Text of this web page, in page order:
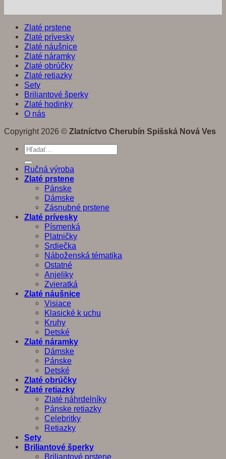
Zlaté prstene
Zlaté prívesky
Zlaté náušnice
Zlaté náramky
Zlaté obrúčky
Zlaté retiazky
Sety
Briliantové šperky
Zlaté hodinky
O nás
Copyright 2026 © Zlatníctvo Cherubín Spišská Nová Ves
Hľadať:
Ručná výroba
Zlaté prstene
Pánske
Dámske
Zásnubné prstene
Zlaté prívesky
Písmenká
Platničky
Srdiečka
Náboženská tématika
Ostatné
Anjeliky
Zvieratká
Zlaté náušnice
Visiace
Klasické k uchu
Kruhy
Detské
Zlaté náramky
Dámske
Pánske
Detské
Zlaté obrúčky
Zlaté retiazky
Zlaté náhrdelníky
Pánske retiazky
Celebritky
Retiazky
Sety
Briliantové šperky
Briliantové prstene